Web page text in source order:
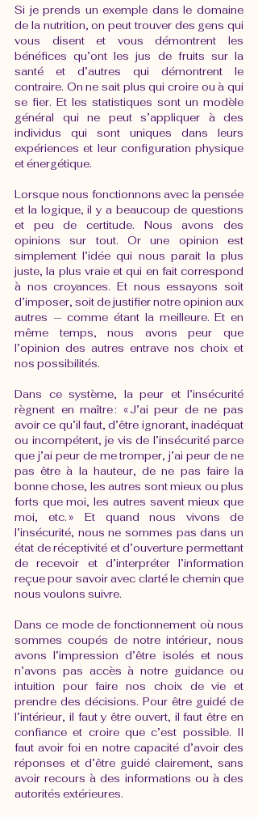
Si je prends un exemple dans le domaine
de la nutrition, on peut trouver des gens qui
vous disent et vous démontrent les
bénéfices qu’ont les jus de fruits sur la
santé et d’autres qui démontrent le
contraire. On ne sait plus qui croire ou à qui
se fier. Et les statistiques sont un modèle
général qui ne peut s’appliquer à des
individus qui sont uniques dans leurs
expériences et leur configuration physique
et énergétique.
Lorsque nous fonctionnons avec la pensée
et la logique, il y a beaucoup de questions
et peu de certitude. Nous avons des
opinions sur tout. Or une opinion est
simplement l’idée qui nous parait la plus
juste, la plus vraie et qui en fait correspond
à nos croyances. Et nous essayons soit
d’imposer, soit de justifier notre opinion aux
autres — comme étant la meilleure. Et en
même temps, nous avons peur que
l’opinion des autres entrave nos choix et
nos possibilités.
Dans ce système, la peur et l’insécurité
règnent en maître : « J’ai peur de ne pas
avoir ce qu’il faut, d’être ignorant, inadéquat
ou incompétent, je vis de l’insécurité parce
que j’ai peur de me tromper, j’ai peur de ne
pas être à la hauteur, de ne pas faire la
bonne chose, les autres sont mieux ou plus
forts que moi, les autres savent mieux que
moi, etc. »  Et quand nous vivons de
l’insécurité, nous ne sommes pas dans un
état de réceptivité et d’ouverture permettant
de recevoir et d’interpréter l’information
reçue pour savoir avec clarté le chemin que
nous voulons suivre.
Dans ce mode de fonctionnement où nous
sommes coupés de notre intérieur, nous
avons l’impression d’être isolés et nous
n’avons pas accès à notre guidance ou
intuition pour faire nos choix de vie et
prendre des décisions. Pour être guidé de
l’intérieur, il faut y être ouvert, il faut être en
confiance et croire que c’est possible. Il
faut avoir foi en notre capacité d’avoir des
réponses et d’être guidé clairement, sans
avoir recours à des informations ou à des
autorités extérieures.